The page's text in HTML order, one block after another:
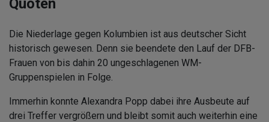
Quoten
Die Niederlage gegen Kolumbien ist aus deutscher Sicht
historisch gewesen. Denn sie beendete den Lauf der DFB-
Frauen von bis dahin 20 ungeschlagenen WM-
Gruppenspielen in Folge.
Immerhin konnte Alexandra Popp dabei ihre Ausbeute auf
drei Treffer vergrößern und bleibt somit auch weiterhin eine